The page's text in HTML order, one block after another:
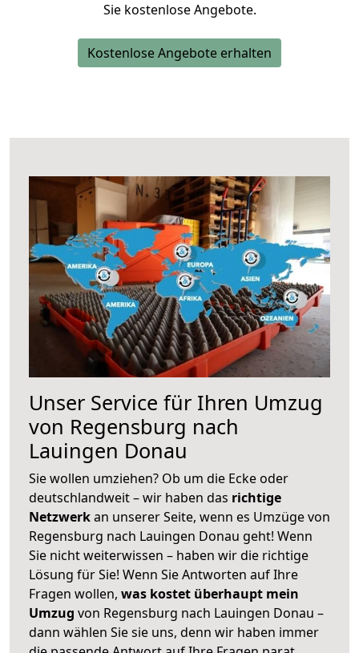
Sie kostenlose Angebote.
Kostenlose Angebote erhalten
Unser Service für Ihren Umzug
von Regensburg nach
Lauingen Donau
Sie wollen umziehen? Ob um die Ecke oder
deutschlandweit – wir haben das richtige
Netzwerkan unserer Seite, wenn es Umzüge von
Regensburg nach Lauingen Donau geht! Wenn
Sie nicht weiterwissen – haben wir die richtige
Lösung für Sie! Wenn Sie Antworten auf Ihre
Fragen wollen, was kostet überhaupt mein
Umzug von Regensburg nach Lauingen Donau –
dann wählen Sie sie uns, denn wir haben immer